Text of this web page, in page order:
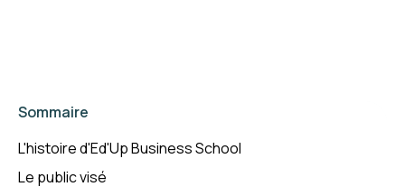
Sommaire
L'histoire d'Ed'Up Business School
Le public visé